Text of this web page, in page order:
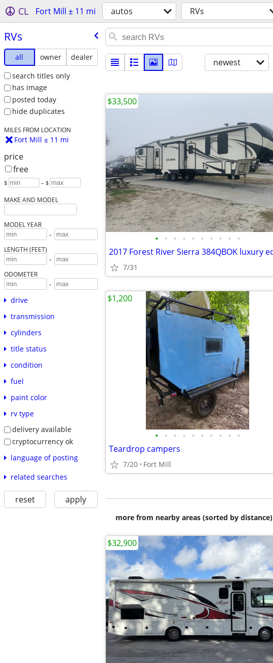
CL Fort Mill ± 11 mi autos RVs
RVs
all owner
dealer
search titles only
has image
posted today
hide duplicates
MILES FROM LOCATION
Fort Mill ± 11 mi
price
free
$ – $
MAKE AND MODEL
MODEL YEAR
-
LENGTH (FEET)
-
ODOMETER
-
drive
transmission
cylinders
title status
condition
fuel
paint color
rv type
delivery available
cryptocurrency ok
language of posting
related searches
reset apply
newest
• • • • • • • • • •
7/31
$33,500
• • • • • • • • • •
Teardrop campers
7/20 Fort Mill
$1,200
more from nearby areas (sorted by distance)
$32,900